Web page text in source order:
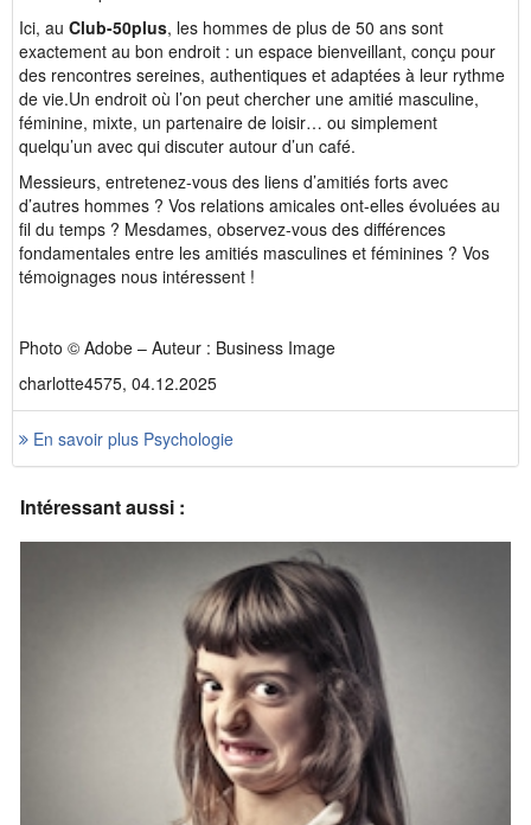
Ici, au Club-50plus, les hommes de plus de 50 ans sont
exactement au bon endroit : un espace bienveillant, conçu pour
des rencontres sereines, authentiques et adaptées à leur rythme
de vie.Un endroit où l’on peut chercher une amitié masculine,
féminine, mixte, un partenaire de loisir… ou simplement
quelqu’un avec qui discuter autour d’un café.
Messieurs, entretenez-vous des liens d’amitiés forts avec
d’autres hommes ? Vos relations amicales ont-elles évoluées au
fil du temps ? Mesdames, observez-vous des différences
fondamentales entre les amitiés masculines et féminines ? Vos
témoignages nous intéressent !
Photo © Adobe – Auteur : Business Image
charlotte4575, 04.12.2025
En savoir plus Psychologie
Intéressant aussi :